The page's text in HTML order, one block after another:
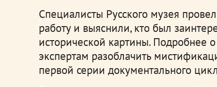
Специалисты Русского музея
работу и выяснили, кто был
исторической картины. Подробнее
экспертам разоблачить
первой серии документального